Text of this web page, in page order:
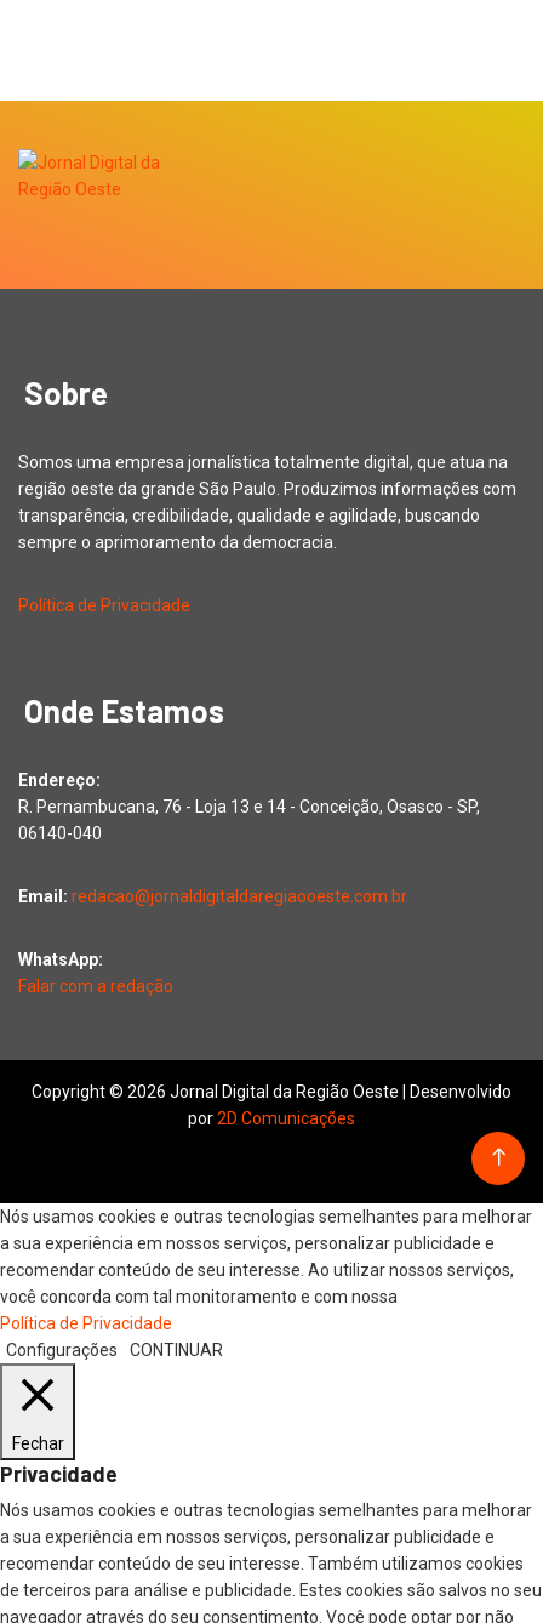
Sobre
Somos uma empresa jornalística totalmente digital, que atua na
região oeste da grande São Paulo. Produzimos informações com
transparência, credibilidade, qualidade e agilidade, buscando
sempre o aprimoramento da democracia.
Política de Privacidade
Onde Estamos
Endereço:
R. Pernambucana, 76 - Loja 13 e 14 - Conceição, Osasco - SP,
06140-040
Email: redacao@jornaldigitaldaregiaooeste.com.br
WhatsApp:
Falar com a redação
Copyright © 2026 Jornal Digital da Região Oeste | Desenvolvido
por2D Comunicações
Nós usamos cookies e outras tecnologias semelhantes para melhorar
a sua experiência em nossos serviços, personalizar publicidade e
recomendar conteúdo de seu interesse. Ao utilizar nossos serviços,
você concorda com tal monitoramento e com nossa
Política de Privacidade
Configurações
CONTINUAR
Fechar
Privacidade
Nós usamos cookies e outras tecnologias semelhantes para melhorar
a sua experiência em nossos serviços, personalizar publicidade e
recomendar conteúdo de seu interesse. Também utilizamos cookies
de terceiros para análise e publicidade. Estes cookies são salvos no seu
navegador através do seu consentimento. Você pode optar por não